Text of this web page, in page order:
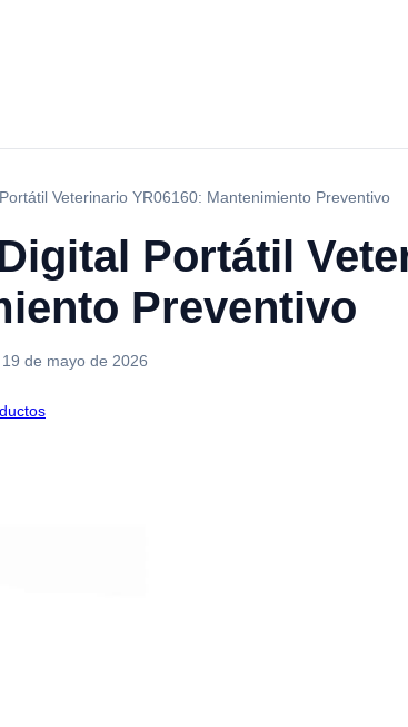
Veterinario YR06160: Mantenimiento Preventivo
Portátil
Preventivo
19 de mayo de 2026